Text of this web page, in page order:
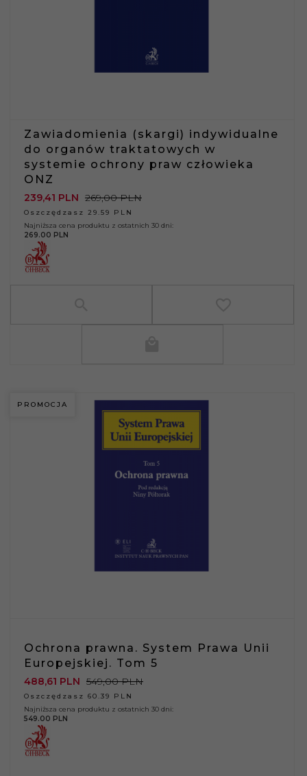
Zawiadomienia (skargi) indywidualne
do organów traktatowych w
systemie ochrony praw człowieka
ONZ
239,41 PLN 269,00 PLN
Oszczędzasz 29.59 PLN
Najniższa cena produktu z ostatnich 30 dni:
269.00 PLN
PROMOCJA
Ochrona prawna. System Prawa Unii
Europejskiej. Tom 5
488,61 PLN 549,00 PLN
Oszczędzasz 60.39 PLN
Najniższa cena produktu z ostatnich 30 dni:
549.00 PLN